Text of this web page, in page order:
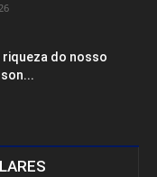
riqueza do nosso